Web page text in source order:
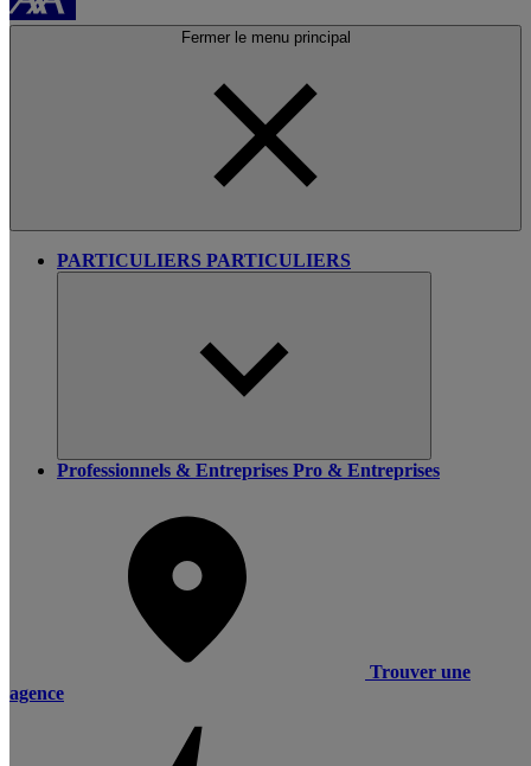
Fermer le menu principal
PARTICULIERS PARTICULIERS
Professionnels & Entreprises Pro & Entreprises
Trouver une
agence